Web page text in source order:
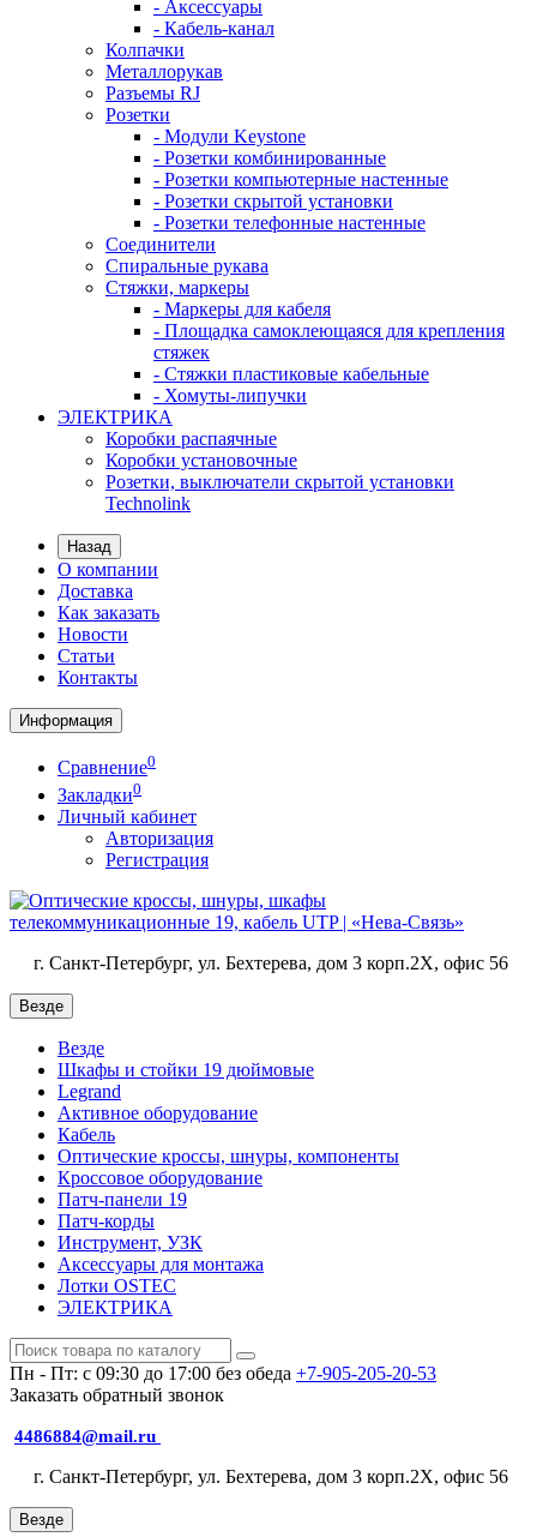
- Аксессуары
- Кабель-канал
Колпачки
Металлорукав
Разъемы RJ
Розетки
- Модули Keystone
- Розетки комбинированные
- Розетки компьютерные настенные
- Розетки скрытой установки
- Розетки телефонные настенные
Соединители
Спиральные рукава
Стяжки, маркеры
- Маркеры для кабеля
- Площадка самоклеющаяся для крепления
стяжек
- Стяжки пластиковые кабельные
- Хомуты-липучки
ЭЛЕКТРИКА
Коробки распаячные
Коробки установочные
Розетки, выключатели скрытой установки
Technolink
Назад
О компании
Доставка
Как заказать
Новости
Статьи
Контакты
Информация
Сравнение0
Закладки0
Личный кабинет
Авторизация
Регистрация
г. Санкт-Петербург, ул. Бехтерева, дом 3 корп.2X, офис 56
Везде
Везде
Шкафы и стойки 19 дюймовые
Legrand
Активное оборудование
Кабель
Оптические кроссы, шнуры, компоненты
Кроссовое оборудование
Патч-панели 19
Патч-корды
Инструмент, УЗК
Аксессуары для монтажа
Лотки OSTEC
ЭЛЕКТРИКА
Пн - Пт: с 09:30 до 17:00 без обеда +7-905-205-20-53
Заказать обратный звонок
4486884@mail.ru
г. Санкт-Петербург, ул. Бехтерева, дом 3 корп.2X, офис 56
Везде